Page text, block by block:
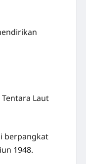
Laut
berpangkat
1948.